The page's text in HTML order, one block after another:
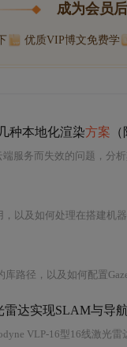
成为会员
优质VIP博文免费学
种本地化渲染方案
端服务而失效的问题，分
，以及如何处理在搭建机器
库路径，以及如何配置
雷达实现SLAM与导航
VLP-16型16线激光雷